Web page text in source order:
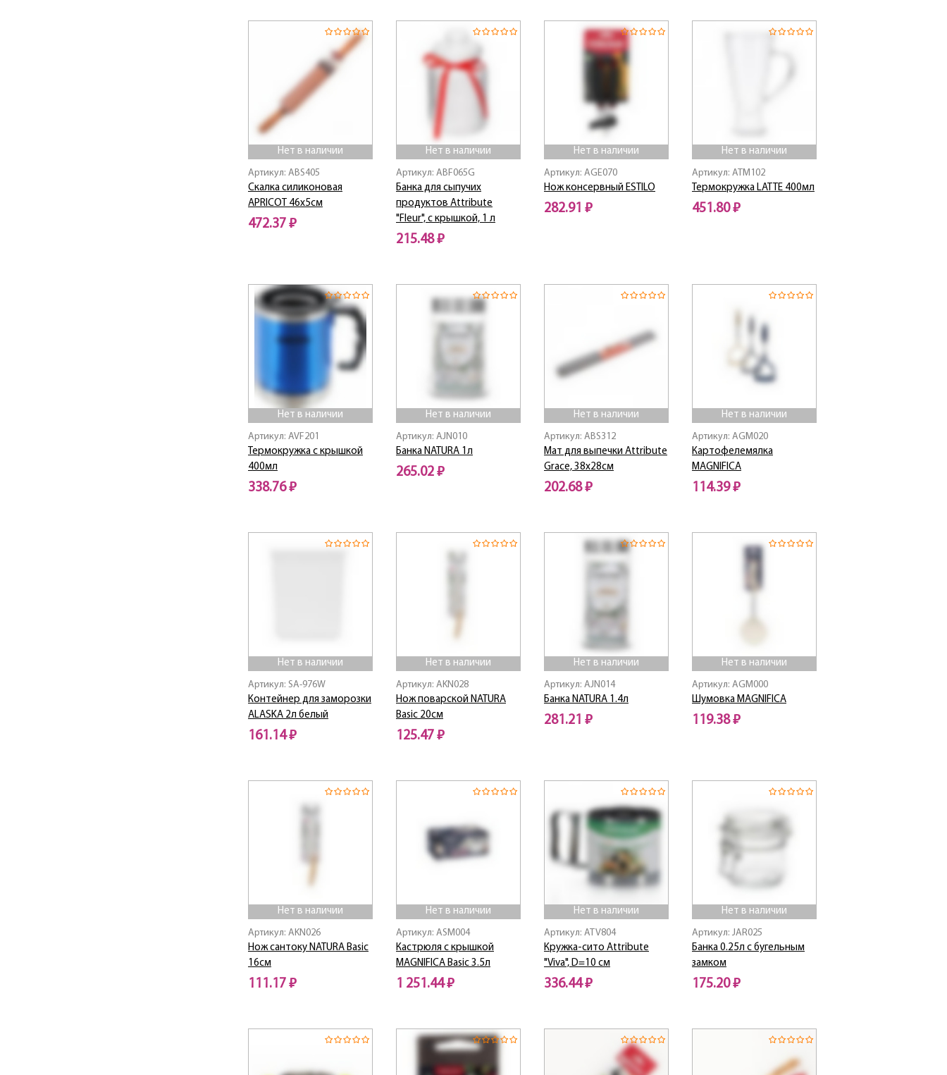
Нет в наличии
Артикул: ABS405
Скалка силиконовая
APRICOT 46х5см
472.37 ₽
Нет в наличии
Артикул: ABF065G
Банка для сыпучих
продуктов Attribute
"Fleur", с крышкой, 1 л
215.48 ₽
Нет в наличии
Артикул: AGE070
Нож консервный ESTILO
282.91 ₽
Нет в наличии
Артикул: ATM102
Термокружка LATTE 400мл
451.80 ₽
Нет в наличии
Артикул: AVF201
Термокружка с крышкой
400мл
338.76 ₽
Нет в наличии
Артикул: AJN010
Банка NATURA 1л
265.02 ₽
Нет в наличии
Артикул: ABS312
Мат для выпечки Attribute
Grace, 38х28см
202.68 ₽
Нет в наличии
Артикул: AGM020
Картофелемялка
MAGNIFICA
114.39 ₽
Нет в наличии
Артикул: SA-976W
Контейнер для заморозки
ALASKA 2л белый
161.14 ₽
Нет в наличии
Артикул: AKN028
Нож поварской NATURA
Basic 20см
125.47 ₽
Нет в наличии
Артикул: AJN014
Банка NATURA 1.4л
281.21 ₽
Нет в наличии
Артикул: AGM000
Шумовка MAGNIFICA
119.38 ₽
Нет в наличии
Артикул: AKN026
Нож сантоку NATURA Basic
16см
111.17 ₽
Нет в наличии
Артикул: ASM004
Кастрюля с крышкой
MAGNIFICA Basic 3.5л
1 251.44 ₽
Нет в наличии
Артикул: ATV804
Кружка-сито Attribute
"Viva", D=10 см
336.44 ₽
Нет в наличии
Артикул: JAR025
Банка 0.25л с бугельным
замком
175.20 ₽